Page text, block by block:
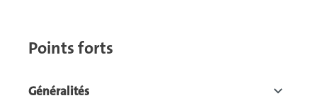
Points forts
Généralités